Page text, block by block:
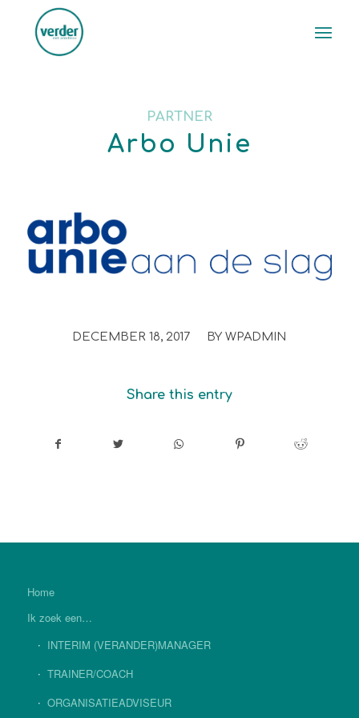
PARTNER
Arbo Unie
DECEMBER 18, 2017
/ BYWPADMIN
Share this entry
Home
Ik zoek een…
INTERIM (VERANDER)MANAGER
TRAINER/COACH
ORGANISATIEADVISEUR